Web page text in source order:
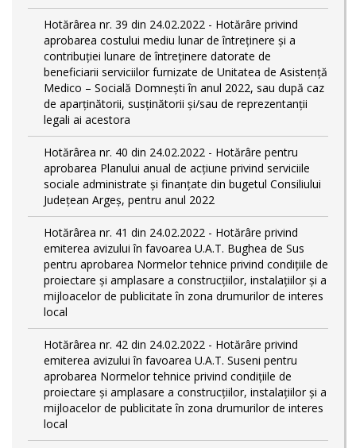
Hotărârea nr. 39 din 24.02.2022 - Hotărâre privind
aprobarea costului mediu lunar de întreținere și a
contribuției lunare de întreținere datorate de
beneficiarii serviciilor furnizate de Unitatea de Asistență
Medico – Socială Domnești în anul 2022, sau după caz
de aparținătorii, susținătorii și/sau de reprezentanții
legali ai acestora
Hotărârea nr. 40 din 24.02.2022 - Hotărâre pentru
aprobarea Planului anual de acţiune privind serviciile
sociale administrate și finanţate din bugetul Consiliului
Județean Argeş, pentru anul 2022
Hotărârea nr. 41 din 24.02.2022 - Hotărâre privind
emiterea avizului în favoarea U.A.T. Bughea de Sus
pentru aprobarea Normelor tehnice privind condiţiile de
proiectare şi amplasare a construcţiilor, instalaţiilor şi a
mijloacelor de publicitate în zona drumurilor de interes
local
Hotărârea nr. 42 din 24.02.2022 - Hotărâre privind
emiterea avizului în favoarea U.A.T. Suseni pentru
aprobarea Normelor tehnice privind condiţiile de
proiectare şi amplasare a construcţiilor, instalaţiilor şi a
mijloacelor de publicitate în zona drumurilor de interes
local